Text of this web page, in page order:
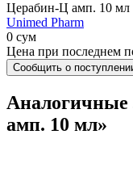
Церабин-Ц амп. 10
Unimed Pharm
0 сум
Цена при последнем
Сообщить о
Аналогичные
амп. 10 мл»